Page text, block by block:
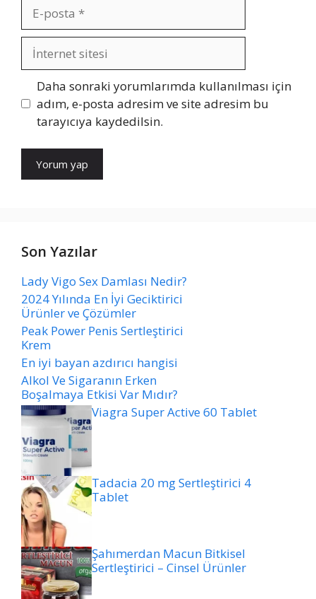
posta
İnternet
sitesi
Daha sonraki yorumlarımda kullanılması için
adım, e-posta adresim ve site adresim bu
tarayıcıya kaydedilsin.
Son Yazılar
Lady Vigo Sex Damlası Nedir?
2024 Yılında En İyi Geciktirici
Ürünler ve Çözümler
Peak Power Penis Sertleştirici
Krem
En iyi bayan azdırıcı hangisi
Alkol Ve Sigaranın Erken
Boşalmaya Etkisi Var Mıdır?
Viagra Super Active 60 Tablet
Tadacia 20 mg Sertleştirici 4
Tablet
Şahımerdan Macun Bitkisel
Sertleştirici – Cinsel Ürünler